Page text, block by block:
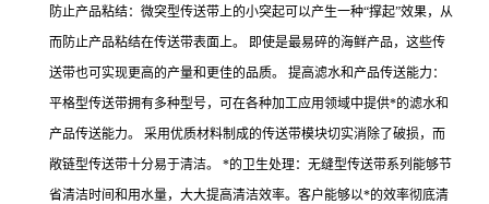
防止产品粘结：微突型传送带上的小突起可以产生一种“撑起”效果，从
而防止产品粘结在传送带表面上。 即使是最易碎的海鲜产品，这些传
送带也可实现更高的产量和更佳的品质。 提高滤水和产品传送能力：
平格型传送带拥有多种型号，可在各种加工应用领域中提供*的滤水和
产品传送能力。 采用优质材料制成的传送带模块切实消除了破损，而
敞链型传送带十分易于清洁。 *的卫生处理：无缝型传送带系列能够节
省清洁时间和用水量，大大提高清洁效率。客户能够以*的效率彻底清